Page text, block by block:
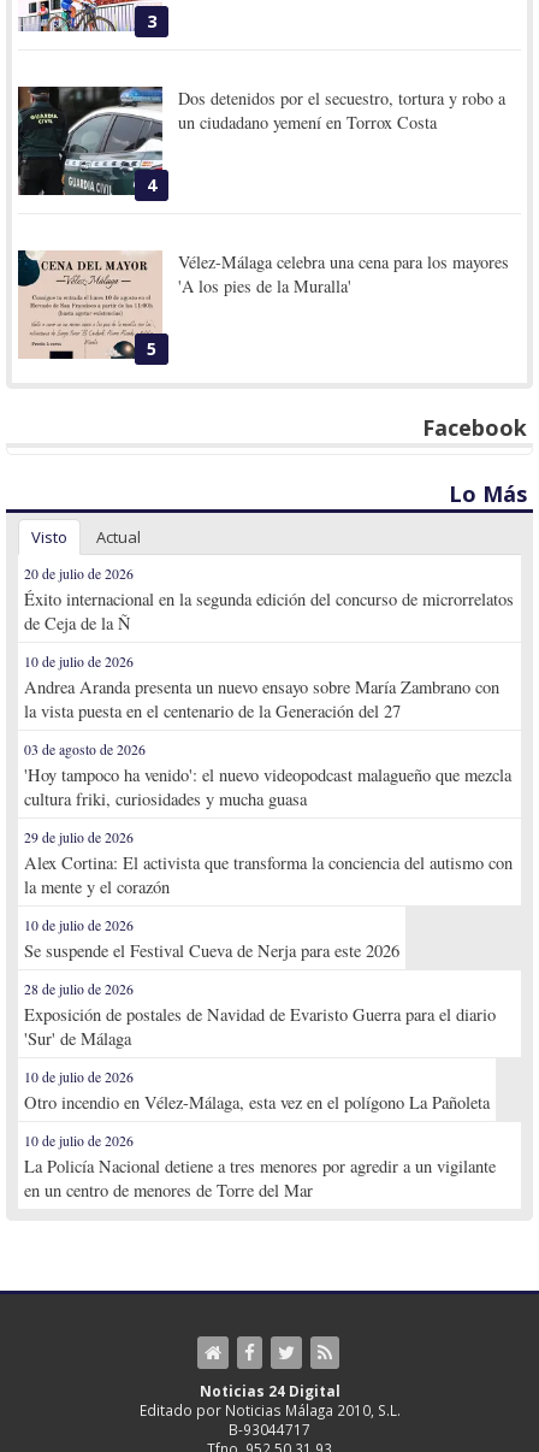
3
4
Dos detenidos por el secuestro, tortura y robo a
un ciudadano yemení en Torrox Costa
5
Vélez-Málaga celebra una cena para los mayores
'A los pies de la Muralla'
Facebook
Lo Más
Visto Actual
20 de julio de 2026
Éxito internacional en la segunda edición del concurso de microrrelatos
de Ceja de la Ñ
10 de julio de 2026
Andrea Aranda presenta un nuevo ensayo sobre María Zambrano con
la vista puesta en el centenario de la Generación del 27
03 de agosto de 2026
'Hoy tampoco ha venido': el nuevo videopodcast malagueño que mezcla
cultura friki, curiosidades y mucha guasa
29 de julio de 2026
Alex Cortina: El activista que transforma la conciencia del autismo con
la mente y el corazón
10 de julio de 2026
Se suspende el Festival Cueva de Nerja para este 2026
28 de julio de 2026
Exposición de postales de Navidad de Evaristo Guerra para el diario
'Sur' de Málaga
10 de julio de 2026
Otro incendio en Vélez-Málaga, esta vez en el polígono La Pañoleta
10 de julio de 2026
La Policía Nacional detiene a tres menores por agredir a un vigilante
en un centro de menores de Torre del Mar
Noticias 24 Digital
Editado por Noticias Málaga 2010, S.L.
B-93044717